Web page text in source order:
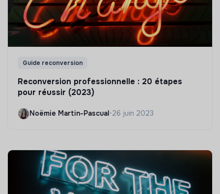
Guide reconversion
Reconversion professionnelle : 20 étapes
pour réussir (2023)
Noëmie Martin-Pascual •26 juin 2023